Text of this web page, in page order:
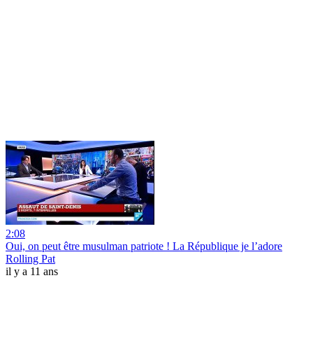
2:08
Oui, on peut être musulman patriote ! La République je l’adore
Rolling Pat
il y a 11 ans